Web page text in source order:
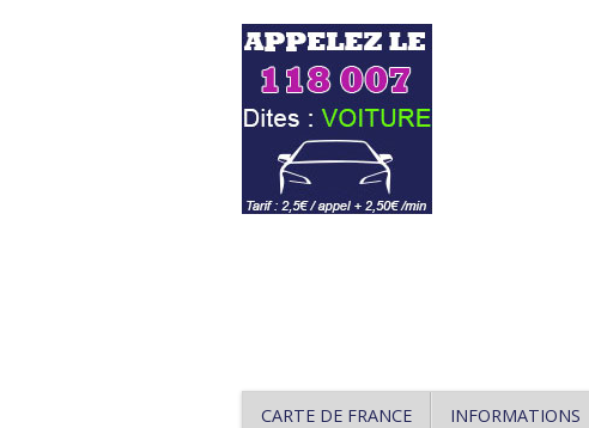
CARTE DE FRANCE INFORMATIONS